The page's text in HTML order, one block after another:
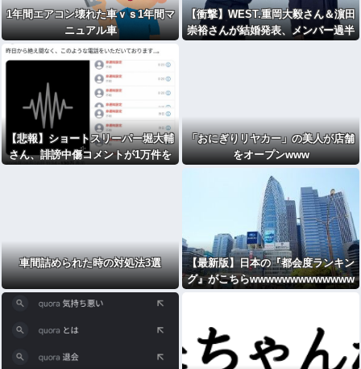
1年間エアコン壊れた車ｖｓ1年間マ
ニュアル車
【衝撃】WEST.重岡大毅さん＆濵田
崇裕さんが結婚発表、メンバー過半
【悲報】ショートスリーパー堀大輔
さん、誹謗中傷コメントが1万件を
「おにぎりリヤカー」の美人が店舗
をオープンwww
車間詰められた時の対処法3選
【最新版】日本の『都会度ランキン
グ』がこちらwwwwwwwwwwwww